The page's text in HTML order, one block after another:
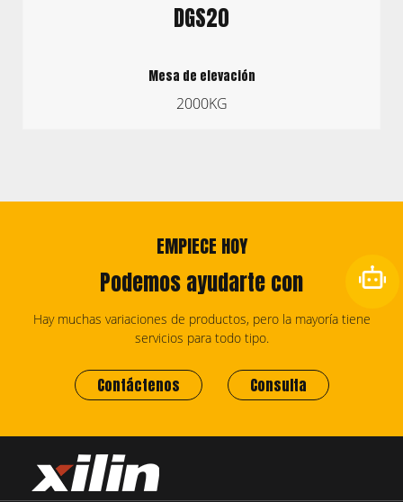
DGS20
Mesa de elevación
2000KG
EMPIECE HOY
Podemos ayudarte con
Hay muchas variaciones de productos, pero la mayoría tiene
servicios para todo tipo.
Contáctenos Consulta